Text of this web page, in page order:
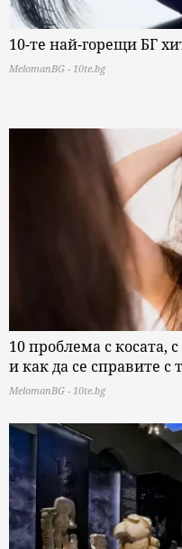
10-те най-горещи БГ
MelomanBG - 10te.bg
10 проблема с косата,
и как да се справите с
MelomanBG - 10te.bg